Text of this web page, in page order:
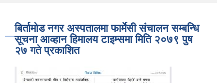
बिर्तामोड नगर अस्पतालमा फार्मेसी संचालन सम्बन्धि
सूचना आव्हान हिमालय टाइम्समा मिति २०७९ पुष
२७ गते प्रकाशित